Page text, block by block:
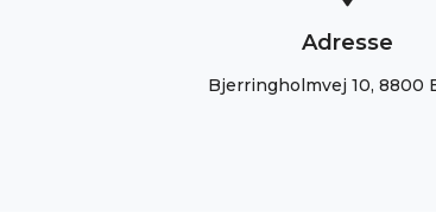
Adresse
Bjerringholmvej 10, 8800